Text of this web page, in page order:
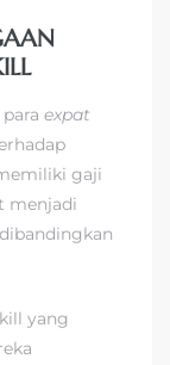
expat
gaji
menjadi
yang